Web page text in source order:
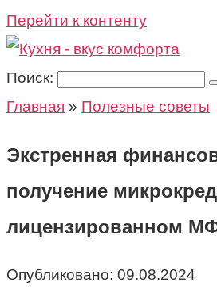
Перейти к контенту
Поиск:
Главная » Полезные советы
Экстренная
получение
лицензированном
Опубликовано: 09.08.2024